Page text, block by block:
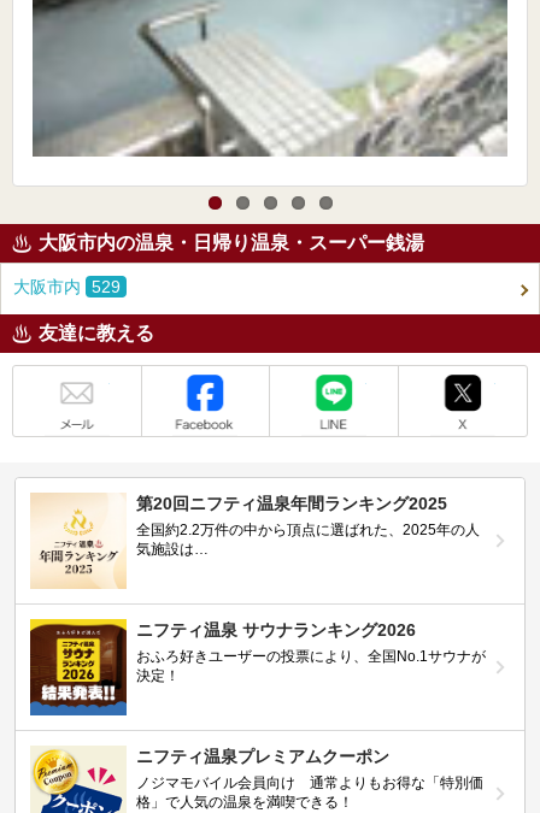
大阪市内の温泉・日帰り温泉・スーパー銭湯
大阪市内 529
友達に教える
第20回ニフティ温泉年間ランキング2025
全国約2.2万件の中から頂点に選ばれた、2025年の人
気施設は…
ニフティ温泉 サウナランキング2026
おふろ好きユーザーの投票により、全国No.1サウナが
決定！
ニフティ温泉プレミアムクーポン
ノジマモバイル会員向け 通常よりもお得な「特別価
格」で人気の温泉を満喫できる！